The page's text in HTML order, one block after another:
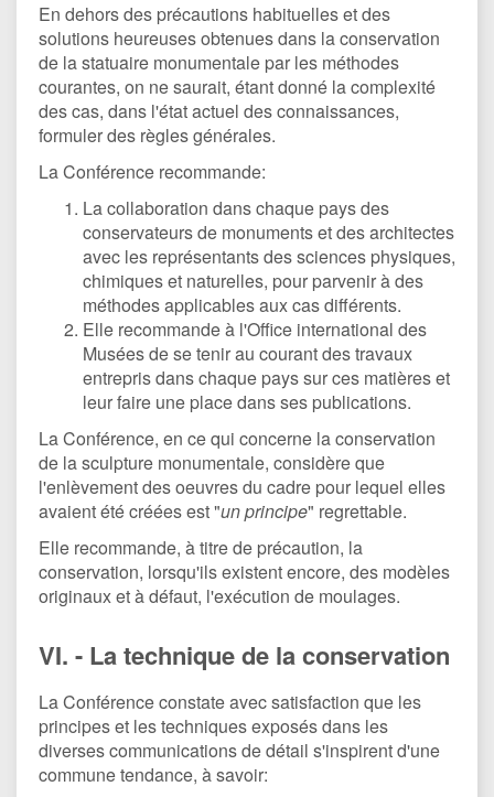
En dehors des précautions habituelles et des
solutions heureuses obtenues dans la conservation
de la statuaire monumentale par les méthodes
courantes, on ne saurait, étant donné la complexité
des cas, dans l'état actuel des connaissances,
formuler des règles générales.
La Conférence recommande:
La collaboration dans chaque pays des
conservateurs de monuments et des architectes
avec les représentants des sciences physiques,
chimiques et naturelles, pour parvenir à des
méthodes applicables aux cas différents.
Elle recommande à l'Office international des
Musées de se tenir au courant des travaux
entrepris dans chaque pays sur ces matières et
leur faire une place dans ses publications.
La Conférence, en ce qui concerne la conservation
de la sculpture monumentale, considère que
l'enlèvement des oeuvres du cadre pour lequel elles
avaient été créées est "un principe" regrettable.
Elle recommande, à titre de précaution, la
conservation, lorsqu'ils existent encore, des modèles
originaux et à défaut, l'exécution de moulages.
VI. - La technique de la conservation
La Conférence constate avec satisfaction que les
principes et les techniques exposés dans les
diverses communications de détail s'inspirent d'une
commune tendance, à savoir: